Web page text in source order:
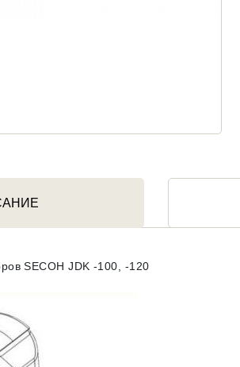
SECOH JDK -100, -120